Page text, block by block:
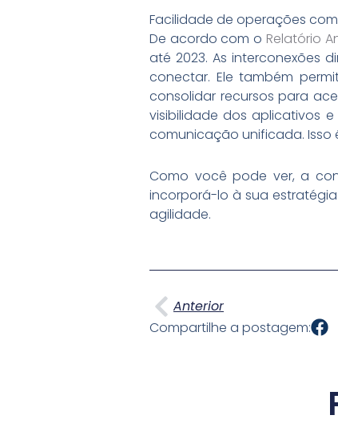
Facilidade de operações
De acordo com o Relatório
até 2023. As interconexões
conectar. Ele também
consolidar recursos para
visibilidade dos aplicativos
comunicação unificada.
Como você pode ver, a
incorporá-lo à sua
agilidade.
Anterior
Compartilhe a postagem: